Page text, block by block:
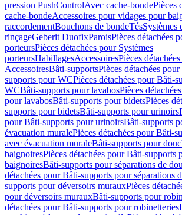
pression PushControlAvec cache-bondePièces
cache-bondeAccessoires pour vidages pour
raccordementBouchons de bondeTésSystèmes
rinçageGeberit DuofixParoisPièces détachées
porteursPièces détachées pour Systèmes
porteursHabillagesAccessoiresPièces
AccessoiresBâti-supportsPièces détachées
supports pour WCPièces détachées pour Bâti-
WCBâti-supports pour lavabosPièces
pour lavabosBâti-supports pour bidetsPièces
supports pour bidetsBâti-supports pour urinoirs
pour Bâti-supports pour urinoirsBâti-supports
évacuation muralePièces détachées pour Bâti-
avec évacuation muraleBâti-supports pour
baignoiresPièces détachées pour Bâti-supports
baignoiresBâti-supports pour séparations de
détachées pour Bâti-supports pour séparations
supports pour déversoirs murauxPièces
pour déversoirs murauxBâti-supports pour
détachées pour Bâti-supports pour robinetteries